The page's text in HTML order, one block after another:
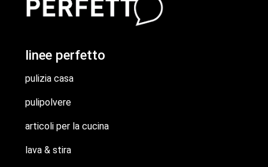
linee perfetto
pulizia casa
pulipolvere
articoli per la cucina
lava & stira